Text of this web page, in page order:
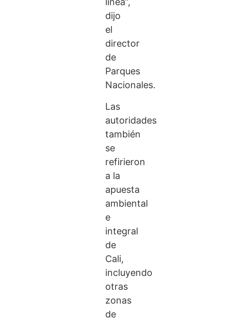
dijo
el
director
de
Parques
Nacionales.
Las
autoridades
también
se
refirieron
a la
apuesta
ambiental
e
integral
de
Cali,
incluyendo
otras
zonas
de